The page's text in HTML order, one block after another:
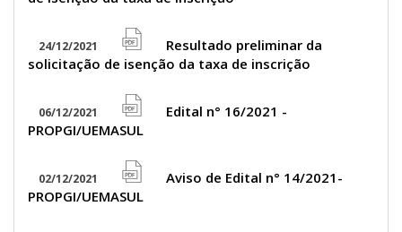
pdf
icon
24/12/2021
file
pdf
icon
Resultado preliminar da
solicitação de isenção da taxa de inscrição
06/12/2021
file
pdf
icon
Edital n° 16/2021 -
PROPGI/UEMASUL
02/12/2021
file
Aviso de Edital n° 14/2021-
PROPGI/UEMASUL